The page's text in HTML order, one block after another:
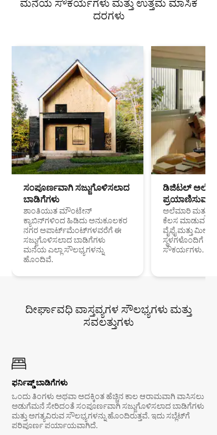
ಮನೆಯ ಸೌಕರ್ಯಗಳು ಮತ್ತು ಉತ್ತಮ ಮಾಸಿಕ
ದರಗಳು
ಸಂಪೂರ್ಣವಾಗಿ ಸಜ್ಜುಗೊಳಿಸಲಾದ
ಬಾಡಿಗೆಗಳು
ಶಾಂತಿಯುತ ಮೌಂಟೇನ್
ಕ್ಯಾಬಿನ್‌ಗಳಿಂದ ಹಿಡಿದು ಅನುಕೂಲಕರ
ನಗರ ಅಪಾರ್ಟ್‌ಮೆಂಟ್‌ಗಳವರೆಗೆ ಈ
ಸಜ್ಜುಗೊಳಿಸಲಾದ ಬಾಡಿಗೆಗಳು
ಮನೆಯ ಎಲ್ಲಾ ಸೌಲಭ್ಯಗಳನ್ನು
ಹೊಂದಿವೆ.
ಡಿಜಿಟಲ್
ಪ್ರಯಾಣಿಸುವ
ಅಲೆಮಾರಿ ಮತ್ತು
ಕೆಲಸ ಮಾಡುವ
ವೈಫೈ ಮತ್ತು
ಸ್ಥಳಗಳೊಂದಿಗೆ
ಸೌಕರ್ಯಗಳು.
ದೀರ್ಘಾವಧಿ ವಾಸ್ತವ್ಯಗಳ ಸೌಲಭ್ಯಗಳು ಮತ್ತು
ಸವಲತ್ತುಗಳು
ಫರ್ನಿಷ್ಡ್ ಬಾಡಿಗೆಗಳು
ಒಂದು ತಿಂಗಳು ಅಥವಾ ಅದಕ್ಕಿಂತ ಹೆಚ್ಚಿನ ಕಾಲ ಆರಾಮವಾಗಿ ವಾಸಿಸಲು
ಅಡುಗೆಮನೆ ಸೇರಿದಂತೆ ಸಂಪೂರ್ಣವಾಗಿ ಸಜ್ಜುಗೊಳಿಸಲಾದ ಬಾಡಿಗೆಗಳು
ಮತ್ತು ಅಗತ್ಯವಿರುವ ಸೌಲಭ್ಯಗಳನ್ನು ಹೊಂದಿರುತ್ತವೆ. ಇದು ಸಬ್ಲೆಟ್‌ಗೆ
ಪರಿಪೂರ್ಣ ಪರ್ಯಾಯವಾಗಿದೆ.